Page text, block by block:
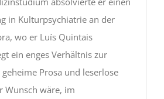
in Kulturpsychiatrie an der
wo er Luís Quintais
ein enges Verhältnis zur
Prosa und leserlose
Wunsch wäre, im